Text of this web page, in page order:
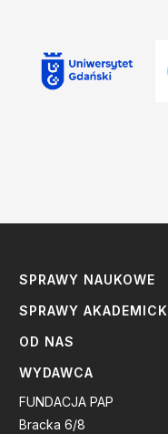
SPRAWY NAUKOWE
SPRAWY
OD NAS
WYDAWCA
FUNDACJA PAP
Bracka 6/8